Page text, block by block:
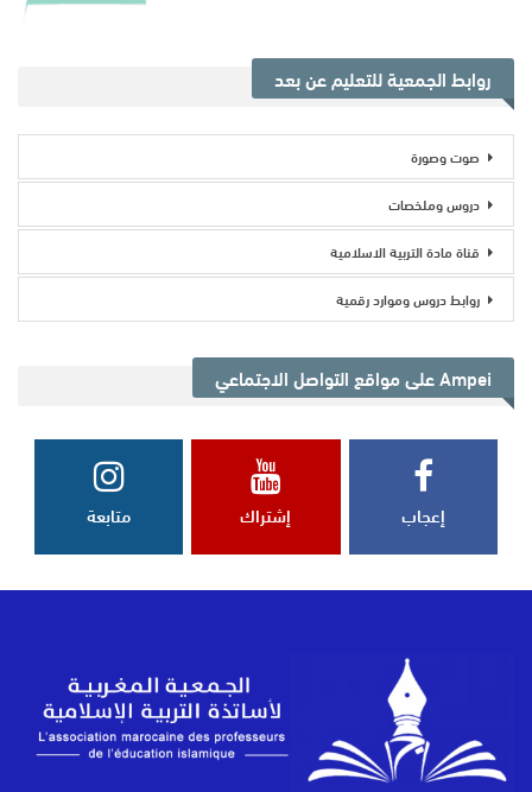
روابط الجمعية للتعليم عن بعد
صوت وصورة
دروس وملخصات
قناة مادة التربية الاسلامية
روابط دروس وموارد رقمية
Ampei على مواقع التواصل الاجتماعي
إعجاب إشتراك متابعة